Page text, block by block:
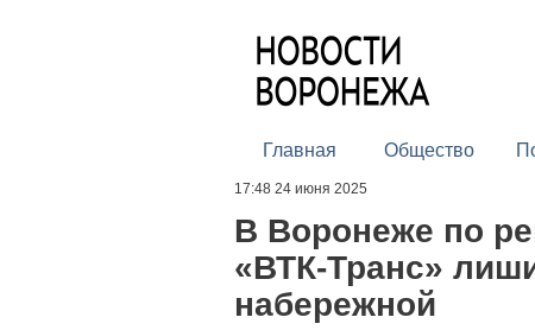
Главная Общество
17:48 24 июня 2025
В Воронеже по
«ВТК-Транс»
набережной